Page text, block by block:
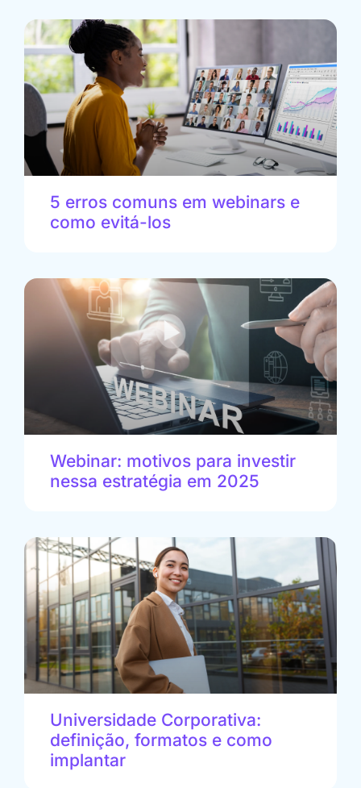
5 erros comuns em webinars e
como evitá-los
Webinar: motivos para investir
nessa estratégia em 2025
Universidade Corporativa:
definição, formatos e como
implantar